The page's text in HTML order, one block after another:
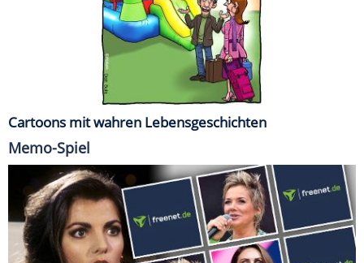
Cartoons mit wahren Lebensgeschichten
Memo-Spiel